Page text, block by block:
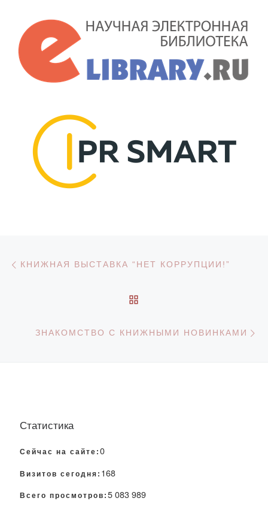
Навигация по записям
КНИЖНАЯ ВЫСТАВКА “НЕТ КОРРУПЦИИ!”
ЗНАКОМСТВО С КНИЖНЫМИ НОВИНКАМИ
Статистика
Сейчас на сайте: 0
Визитов сегодня: 168
Всего просмотров: 5 083 989